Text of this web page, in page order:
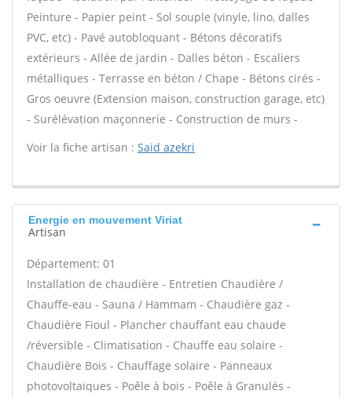
Peinture - Papier peint - Sol souple (vinyle, lino, dalles
PVC, etc) - Pavé autobloquant - Bétons décoratifs
extérieurs - Allée de jardin - Dalles béton - Escaliers
métalliques - Terrasse en béton / Chape - Bétons cirés -
Gros oeuvre (Extension maison, construction garage, etc)
- Surélévation maçonnerie - Construction de murs -
Voir la fiche artisan : Said azekri
Energie en mouvement Viriat
Artisan
Département: 01
Installation de chaudière - Entretien Chaudière /
Chauffe-eau - Sauna / Hammam - Chaudière gaz -
Chaudière Fioul - Plancher chauffant eau chaude
/réversible - Climatisation - Chauffe eau solaire -
Chaudière Bois - Chauffage solaire - Panneaux
photovoltaïques - Poêle à bois - Poêle à Granulés -